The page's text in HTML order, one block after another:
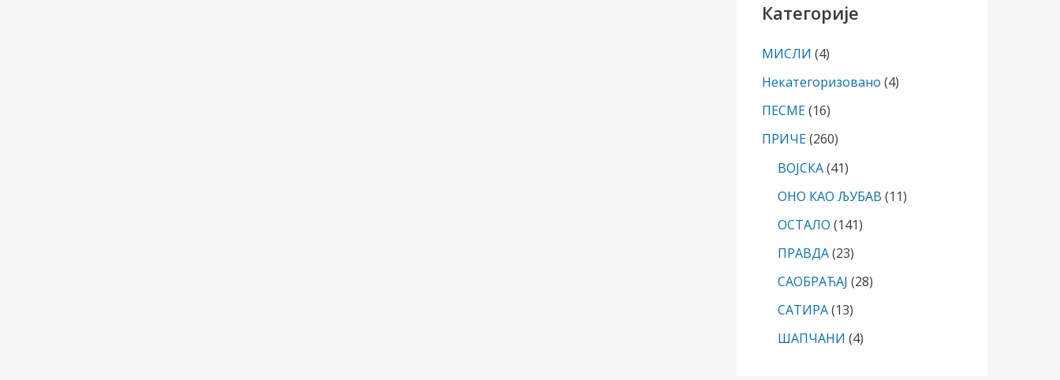
Категорије
МИСЛИ (4)
Некатегоризовано (4)
ПЕСМЕ(16)
ПРИЧЕ(260)
ВОЈСКА(41)
ОНО КАО ЉУБАВ (11)
ОСТАЛО (141)
ПРАВДА(23)
САОБРАЋАЈ (28)
САТИРА(13)
ШАПЧАНИ (4)